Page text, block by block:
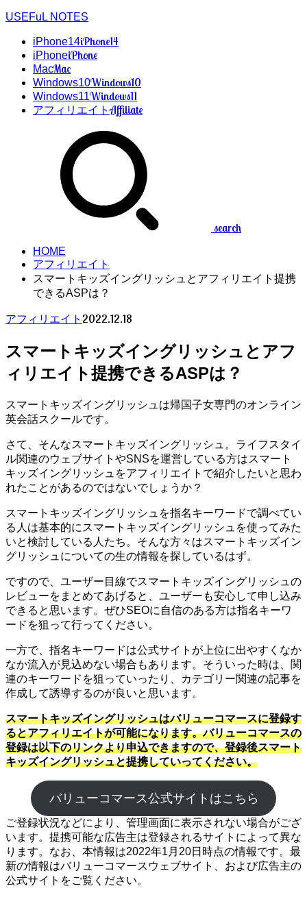
USEFuL NOTES
iPhone14iPhone14
iPhoneiPhone
MacMac
Windows10Windows10
Windows11Windows11
アフィリエイトAffiliate
search
HOME
アフィリエイト
スマートキッズイングリッシュとアフィリエイト提携
できるASPは？
アフィリエイト 2022.12.18
スマートキッズイングリッシュとアフ
ィリエイト提携できるASPは？
スマートキッズイングリッシュは帰国子女専門のオンライン
英会話スクールです。
さて、そんなスマートキッズイングリッシュ。ライフスタイ
ル関連のウェブサイトやSNSを運営している方はスマート
キッズイングリッシュをアフィリエイトで紹介したいと思わ
れたことがあるのではないでしょうか？
スマートキッズイングリッシュを指名キーワードで調べてい
る人は基本的にスマートキッズイングリッシュを使ってみた
いと検討している人たち。そんな方々はスマートキッズイン
グリッシュについての生の情報を探しているはず。
ですので、ユーザー目線でスマートキッズイングリッシュの
レビューをまとめてあげると、ユーザーも安心して申し込み
できると思います。ぜひSEOに自信のある方は指名キーワ
ードを狙って行ってください。
一方で、指名キーワードは公式サイトが上位に出やすくなか
なか流入が見込めない場合もあります。そういった時は、関
連のキーワードを狙っていったり、カテゴリー関連の記事を
作成して誘導するのが良いと思います。
スマートキッズイングリッシュはバリューコマースに登録す
るとアフィリエイトが可能になります。バリューコマースの
登録は以下のリンクより申込できますので、登録後スマート
キッズイングリッシュと提携していってください。
バリューコマース公式サイトはこちら
ご登録状況などにより、管理画面に表示されない場合がござ
います。提携可能な広告主は登録されるサイトによって異な
ります。なお、本情報は2022年1月20日時点の情報です。最
新の情報はバリューコマースウェブサイト、および広告主の
公式サイトをご覧ください。